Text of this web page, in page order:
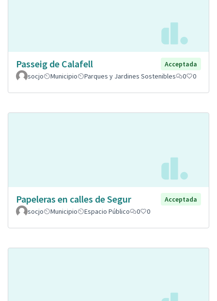
Passeig de Calafell
Acceptada
socjo
Municipio Parques y Jardines Sostenibles 0 0
Papeleras en calles de Segur
Acceptada
socjo
Municipio Espacio Público 0 0